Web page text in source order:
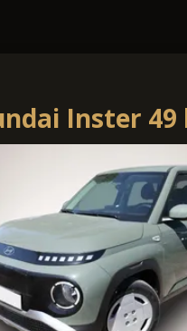
Inster 49
Pano 17Z SHZ
ACC LED